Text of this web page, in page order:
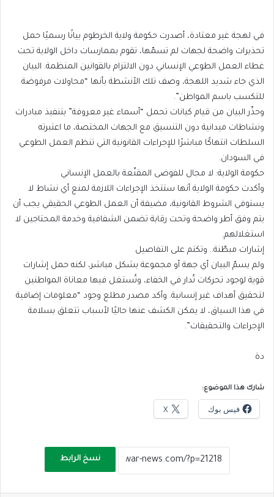
في لهجة غير معتادة، أصدرت حكومة ولاية الخرطوم بيانًا رسميًا حمل
تحذيرات واضحة لجهات لم تسمّها، تقوم بممارسات داخل الولاية تحت
غطاء العمل الطوعي الإنساني دون الالتزام بالقوانين المنظمة. البيان
الذي جاء شديد اللهجة، وصف تلك الأنشطة بأنها “محاولات مرفوضة
للتكسب باسم المواطن”.
وحذّر البيان من قيام كيانات تحمل “أسماء غير معروفة” بتنفيذ مبادرات
ونشاطات ميدانية دون التنسيق مع الجهات المختصة، ما اعتبرته
السلطات انتهاكًا مباشرًا للإجراءات القانونية التي تنظم العمل الطوعي
في السودان.
حكومة الولاية: لا مجال للفوضى المقنّعة بالعمل الإنساني
وأكدت حكومة الولاية أنها ستتخذ الإجراءات اللازمة لمنع أي نشاط لا
يستوفي الشروط القانونية، مضيفة أن العمل الطوعي الحقيقي يجب أن
يتم وفق أطر واضحة وتحت رقابة تضمن الشفافية وخدمة المحتاجين لا
استغلالهم.
إشارات مبطّنة.. وتكتم على التفاصيل
ولم يسمّ البيان أي جهة أو مجموعة بشكل مباشر، لكنه حمل إشارات
قوية لوجود تحركات تُدار في الخفاء، وتُستغل فيها معاناة المواطنين
لتحقيق أهداف غير إنسانية. وأكد مصدر مطلع وجود “معلومات إضافية
في هذا السياق، لا يمكن الكشف عنها حاليًا لأسباب تتعلق بسلامة
الإجراءات والتحقيقات”.
دة
شارك هذا الموضوع:
فيس بوك X
نسخ الرابط